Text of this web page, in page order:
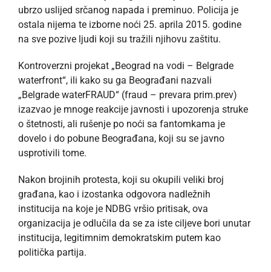
ubrzo uslijed srčanog napada i preminuo. Policija je
ostala nijema te izborne noći 25. aprila 2015. godine
na sve pozive ljudi koji su tražili njihovu zaštitu.
Kontroverzni projekat „Beograd na vodi – Belgrade
waterfront“, ili kako su ga Beograđani nazvali
„Belgrade waterFRAUD“ (fraud – prevara prim.prev)
izazvao je mnoge reakcije javnosti i upozorenja struke
o štetnosti, ali rušenje po noći sa fantomkama je
dovelo i do pobune Beograđana, koji su se javno
usprotivili tome.
Nakon brojinih protesta, koji su okupili veliki broj
građana, kao i izostanka odgovora nadležnih
institucija na koje je NDBG vršio pritisak, ova
organizacija je odlučila da se za iste ciljeve bori unutar
institucija, legitimnim demokratskim putem kao
politička partija.